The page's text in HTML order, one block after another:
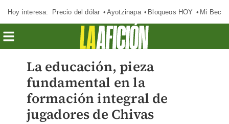
Hoy interesa: Precio del dólar Ayotzinapa Bloqueos HOY Mi Beca
La educación, pieza
fundamental en la
formación integral de
jugadores de Chivas